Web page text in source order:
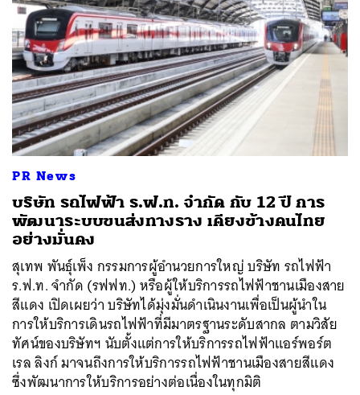
PR News
บริษัท รถไฟฟ้า ร.ฟ.ท. จำกัด กับ 12 ปี การ
พัฒนาระบบขนส่งทางราง เคียงข้างคนไทย
อย่างมั่นคง
สุเทพ พันธุ์เพ็ง กรรมการผู้อำนวยการใหญ่ บริษัท รถไฟฟ้า
ร.ฟ.ท. จำกัด (รฟฟท.) หรือผู้ให้บริการรถไฟฟ้าชานเมืองสาย
สีแดง เปิดเผยว่า บริษัทได้มุ่งมั่นดำเนินงานเพื่อเป็นผู้นำใน
การให้บริการเดินรถไฟฟ้าที่มีมาตรฐานระดับสากล ตามวิสัย
ทัศน์ของบริษัทฯ นับตั้งแต่การให้บริการรถไฟฟ้าแอร์พอร์ต
เรล ลิงก์ มาจนถึงการให้บริการรถไฟฟ้าชานเมืองสายสีแดง
ซึ่งพัฒนาการให้บริการอย่างต่อเนื่องในทุกมิติ